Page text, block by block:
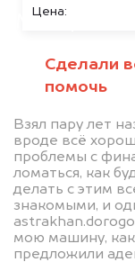
Цена:
Сделали
помочь
Взял пару лет
вроде всё
проблемы с
ломаться, как
делать с этим
знакомыми, и
мою машину,
предложили
Мы купим